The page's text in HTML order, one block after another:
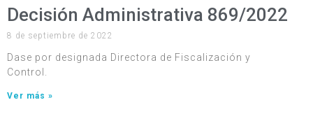
Decisión Administrativa 869/2022
8 de septiembre de 2022
Dase por designada Directora de Fiscalización y
Control.
Ver más »